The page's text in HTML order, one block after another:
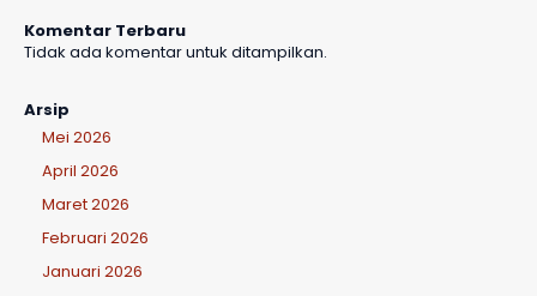
Komentar Terbaru
Tidak ada komentar untuk ditampilkan.
Arsip
Mei 2026
April 2026
Maret 2026
Februari 2026
Januari 2026